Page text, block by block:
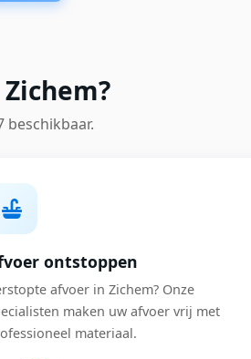
ontstoppen
afvoer in Zichem? Onze
maken uw afvoer vrij met
materiaal.